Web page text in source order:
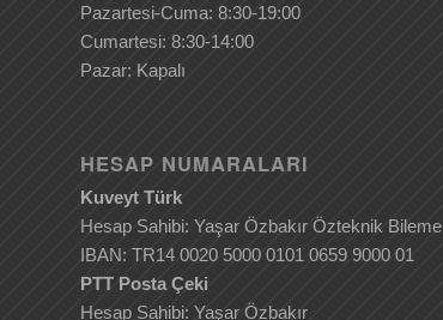
Pazartesi-Cuma: 8:30-19:00
Cumartesi: 8:30-14:00
Pazar: Kapalı
HESAP NUMARALARI
Kuveyt Türk
Hesap Sahibi: Yaşar Özbakır Özteknik Bileme
IBAN: TR14 0020 5000 0101 0659 9000 01
PTT Posta Çeki
Hesap Sahibi: Yaşar Özbakır